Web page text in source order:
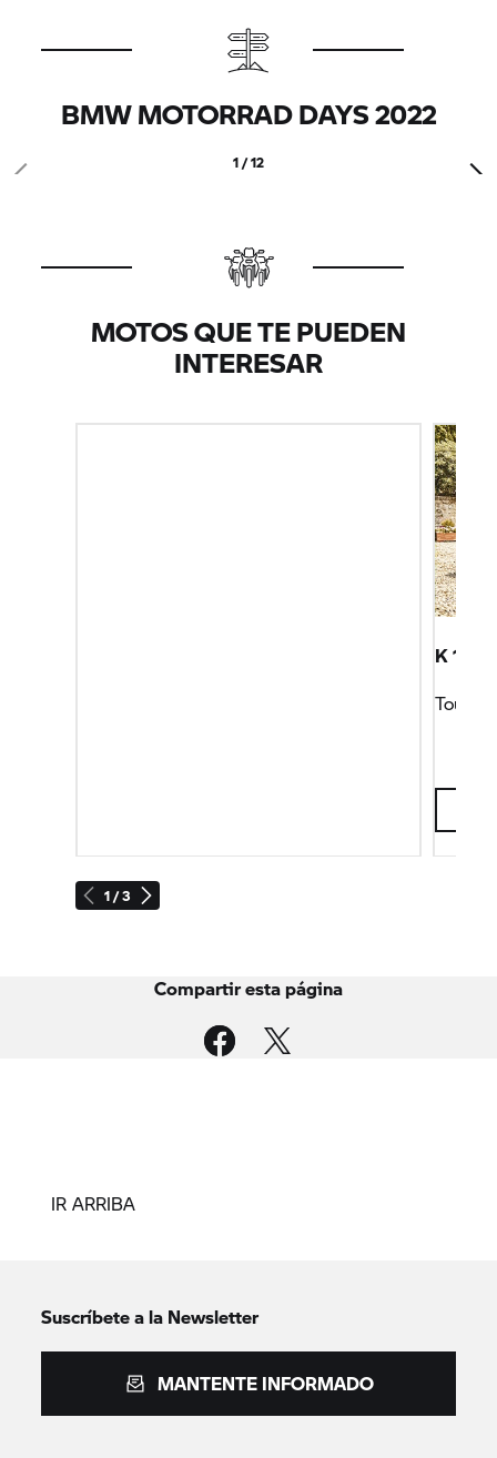
BMW MOTORRAD DAYS 2022
1 / 12
MOTOS QUE TE PUEDEN
INTERESAR
1 / 3
K
Tour
Compartir esta página
IR ARRIBA
Suscríbete a la Newsletter
MANTENTE INFORMADO